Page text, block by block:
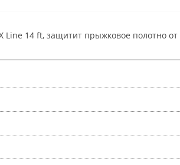
Line 14 ft, защитит прыжковое полотно от